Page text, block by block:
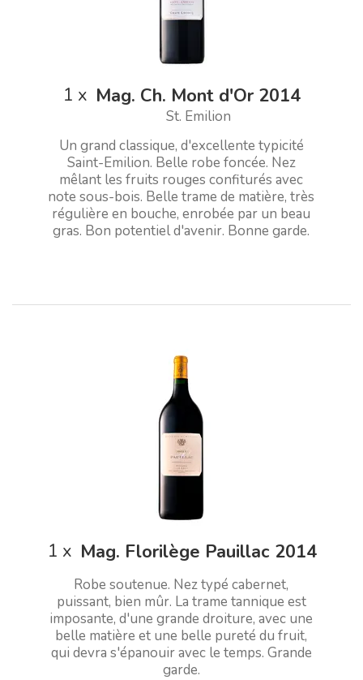
1 x Mag. Ch. Mont d'Or 2014
St. Emilion
Un grand classique, d'excellente typicité
Saint-Emilion. Belle robe foncée. Nez
mêlant les fruits rouges confiturés avec
note sous-bois. Belle trame de matière, très
régulière en bouche, enrobée par un beau
gras. Bon potentiel d'avenir. Bonne garde.
1 x Mag. Florilège Pauillac 2014
Robe soutenue. Nez typé cabernet,
puissant, bien mûr. La trame tannique est
imposante, d'une grande droiture, avec une
belle matière et une belle pureté du fruit,
qui devra s'épanouir avec le temps. Grande
garde.